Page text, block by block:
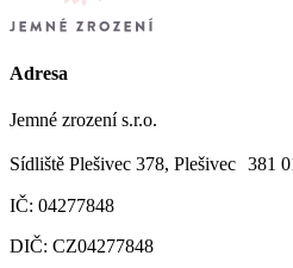
Adresa
Jemné zrození s.r.o.
Sídliště Plešivec 378, Plešivec 381
IČ: 04277848
DIČ: CZ04277848